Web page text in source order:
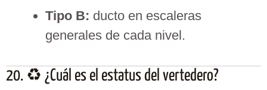
Tipo B: ducto en escaleras
generales de cada nivel.
20. ♻️ ¿Cuál es el estatus del vertedero?